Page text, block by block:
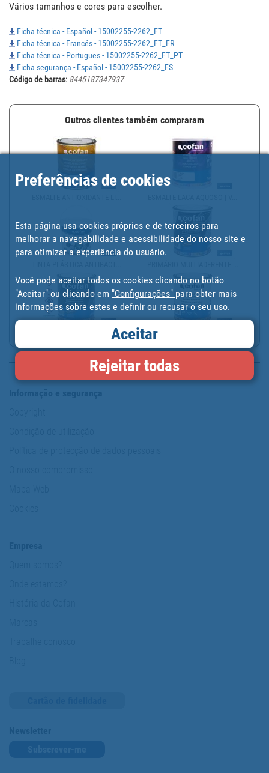
Vários tamanhos e cores para escolher.
Ficha técnica - Español - 15002255-2262_FT
Ficha técnica - Francés - 15002255-2262_FT_FR
Ficha técnica - Portugues - 15002255-2262_FT_PT
Ficha segurança - Español - 15002255-2262_FS
Código de barras: 8445187347937
Outros clientes também compraram
PRIMÁRIO MULTIADERENTE ... ESMALTE À BASE DE ÁGUA ...
Preferências de cookies
Esta página usa cookies próprios e de terceiros para
melhorar a navegabilidade e acessibilidade do nosso site e
para otimizar a experiência do usuário.
Você pode aceitar todos os cookies clicando no botão
"Aceitar" ou clicando em "Configurações" para obter mais
informações sobre estes e definir ou recusar o seu uso.
Aceitar
Rejeitar todas